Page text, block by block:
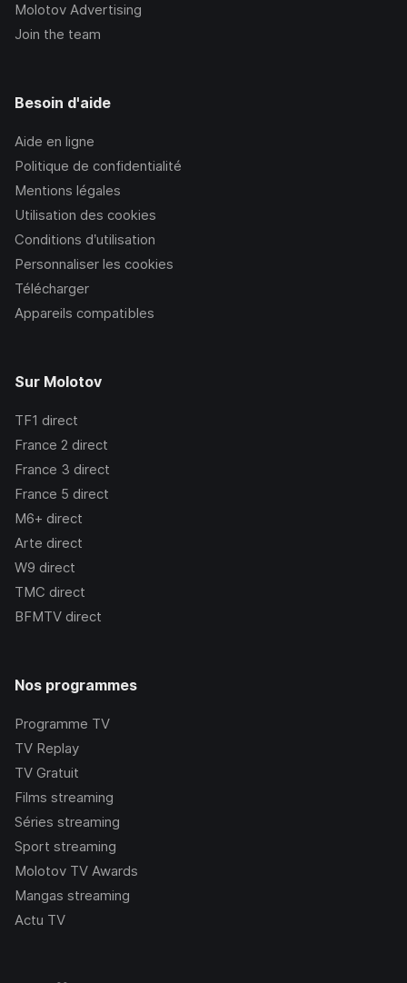
Molotov Advertising
Join the team
Besoin d'aide
Aide en ligne
Politique de confidentialité
Mentions légales
Utilisation des cookies
Conditions d’utilisation
Personnaliser les cookies
Télécharger
Appareils compatibles
Sur Molotov
TF1 direct
France 2 direct
France 3 direct
France 5 direct
M6+ direct
Arte direct
W9 direct
TMC direct
BFMTV direct
Nos programmes
Programme TV
TV Replay
TV Gratuit
Films streaming
Séries streaming
Sport streaming
Molotov TV Awards
Mangas streaming
Actu TV